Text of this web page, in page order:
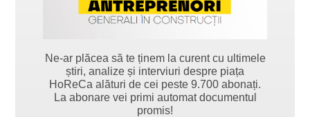
Ne-ar plăcea să te ținem la curent cu ultimele
știri, analize și interviuri despre piața
HoReCa alături de cei peste 9.700 abonați.
La abonare vei primi automat documentul
promis!